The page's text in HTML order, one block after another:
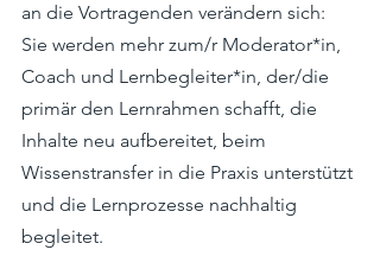
an die Vortragenden verändern sich:
Sie werden mehr zum/r Moderator*in,
Coach und Lernbegleiter*in, der/die
primär den Lernrahmen schafft, die
Inhalte neu aufbereitet, beim
Wissenstransfer in die Praxis unterstützt
und die Lernprozesse nachhaltig
begleitet.